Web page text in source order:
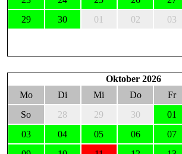
29
30 01 02 03
Oktober 2026
Mo
Di Mi Do Fr
So
28 29 30 01
03
04 05 06 07